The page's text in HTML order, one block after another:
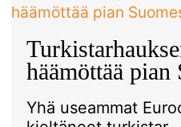
häämöttää pian
Yhä useammat